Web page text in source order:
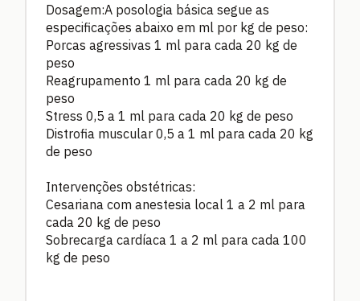
Dosagem:A posologia básica segue as
especificações abaixo em ml por kg de peso:
Porcas agressivas 1 ml para cada 20 kg de
peso
Reagrupamento 1 ml para cada 20 kg de
peso
Stress 0,5 a 1 ml para cada 20 kg de peso
Distrofia muscular 0,5 a 1 ml para cada 20 kg
de peso
Intervenções obstétricas:
Cesariana com anestesia local 1 a 2 ml para
cada 20 kg de peso
Sobrecarga cardíaca 1 a 2 ml para cada 100
kg de peso